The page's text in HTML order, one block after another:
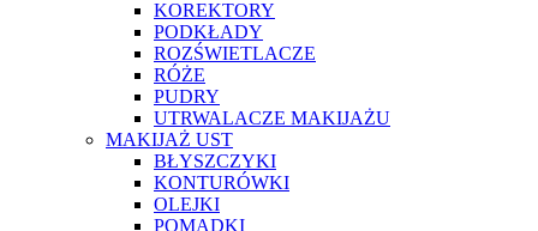
KOREKTORY
PODKŁADY
ROZŚWIETLACZE
RÓŻE
PUDRY
UTRWALACZE MAKIJAŻU
MAKIJAŻ UST
BŁYSZCZYKI
KONTURÓWKI
OLEJKI
POMADKI